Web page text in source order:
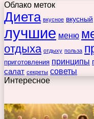
Облако меток
Диета вкусное вкусный
лучшие меню
отдыха отдыху польза
приготовления принципы
салат секреты советы
Интересное